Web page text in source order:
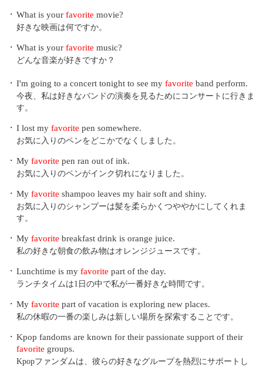
・ What is your favorite movie?
好きな映画は何ですか。
・ What is your favorite music?
どんな音楽が好きですか？
・ I'm going to a concert tonight to see my favorite band perform.
今夜、私は好きなバンドの演奏を見るためにコンサートに行きま
す。
・ I lost my favorite pen somewhere.
お気に入りのペンをどこかでなくしました。
・ My favorite pen ran out of ink.
お気に入りのペンがインク切れになりました。
・ My favorite shampoo leaves my hair soft and shiny.
お気に入りのシャンプーは髪を柔らかくつややかにしてくれま
す。
・ My favorite breakfast drink is orange juice.
私の好きな朝食の飲み物はオレンジジュースです。
・ Lunchtime is my favorite part of the day.
ランチタイムは1日の中で私が一番好きな時間です。
・ My favorite part of vacation is exploring new places.
私の休暇の一番の楽しみは新しい場所を探索することです。
・ Kpop fandoms are known for their passionate support of their
favorite groups.
Kpopファンダムは、彼らの好きなグループを熱烈にサポートし